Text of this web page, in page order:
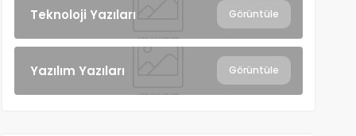
Teknoloji Yazıları Görüntüle
Yazılım Yazıları Görüntüle